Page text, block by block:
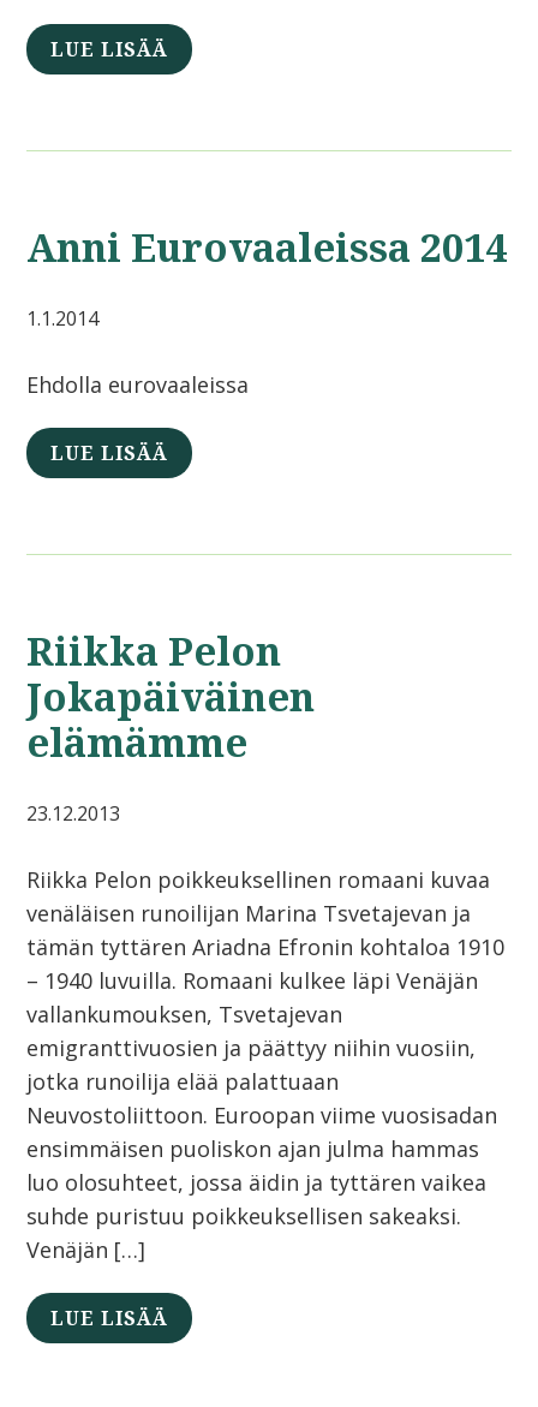
LUE LISÄÄ
Anni Eurovaaleissa 2014
1.1.2014
Ehdolla eurovaaleissa
LUE LISÄÄ
Riikka Pelon
Jokapäiväinen
elämämme
23.12.2013
Riikka Pelon poikkeuksellinen romaani kuvaa
venäläisen runoilijan Marina Tsvetajevan ja
tämän tyttären Ariadna Efronin kohtaloa 1910
– 1940 luvuilla. Romaani kulkee läpi Venäjän
vallankumouksen, Tsvetajevan
emigranttivuosien ja päättyy niihin vuosiin,
jotka runoilija elää palattuaan
Neuvostoliittoon. Euroopan viime vuosisadan
ensimmäisen puoliskon ajan julma hammas
luo olosuhteet, jossa äidin ja tyttären vaikea
suhde puristuu poikkeuksellisen sakeaksi.
Venäjän […]
LUE LISÄÄ